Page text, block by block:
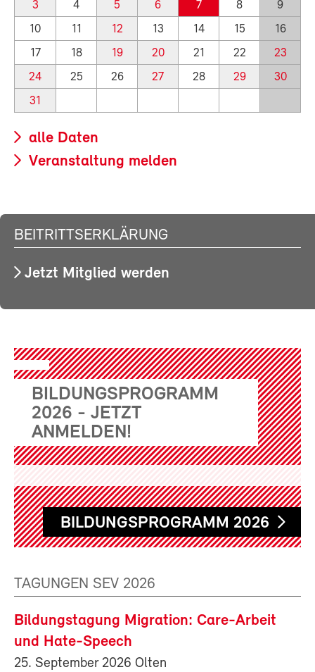
3 4 5 6 7 8
9
10
11 12 13 14 15
16
17
18 19 20 21 22
23
24
25 26 27 28 29
30
31
alle Daten
Veranstaltung melden
BEITRITTSERKLÄRUNG
Jetzt Mitglied werden
BILDUNGSPROGRAMM
2026 - JETZT
ANMELDEN!
BILDUNGSPROGRAMM 2026
TAGUNGEN SEV 2026
Bildungstagung Migration: Care-Arbeit
und Hate-Speech
25. September 2026 Olten